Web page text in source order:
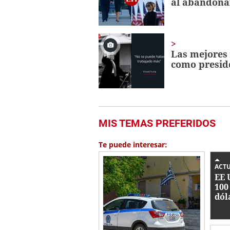
Las
como
MIS TEMAS PREFERIDOS
Te puede interesar:
EE